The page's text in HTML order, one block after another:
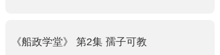
《船政学堂》 第2集 孺子可教